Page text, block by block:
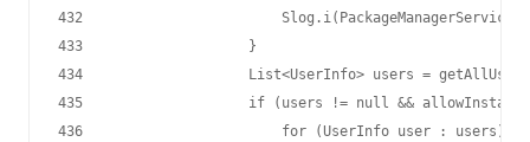
432
433                    }
434                    List<UserInfo> users =
435                    if (users != null &&
436                        for (UserInfo user : users) {